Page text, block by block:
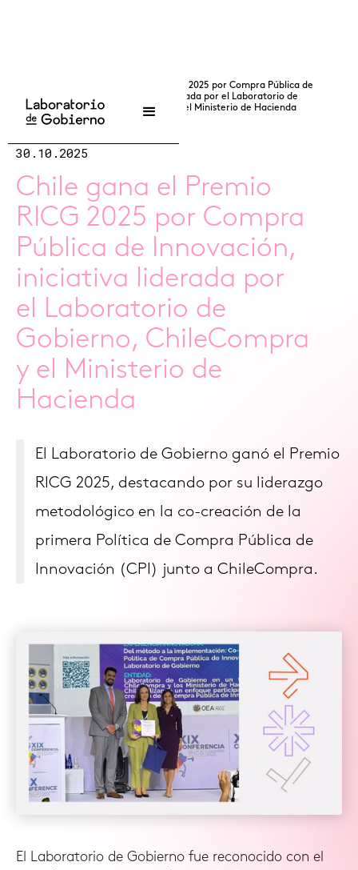
Chile gana el Premio RICG 2025 por Compra Pública de
Innovación, iniciativa liderada por el Laboratorio de
Gobierno, ChileCompra y el Ministerio de Hacienda
30.10.2025
Chile gana el Premio
RICG 2025 por Compra
Pública de Innovación,
iniciativa liderada por
el Laboratorio de
Gobierno, ChileCompra
y el Ministerio de
Hacienda
El Laboratorio de Gobierno ganó el Premio
RICG 2025, destacando por su liderazgo
metodológico en la co-creación de la
primera Política de Compra Pública de
Innovación (CPI) junto a ChileCompra.
El Laboratorio de Gobierno fue reconocido con el